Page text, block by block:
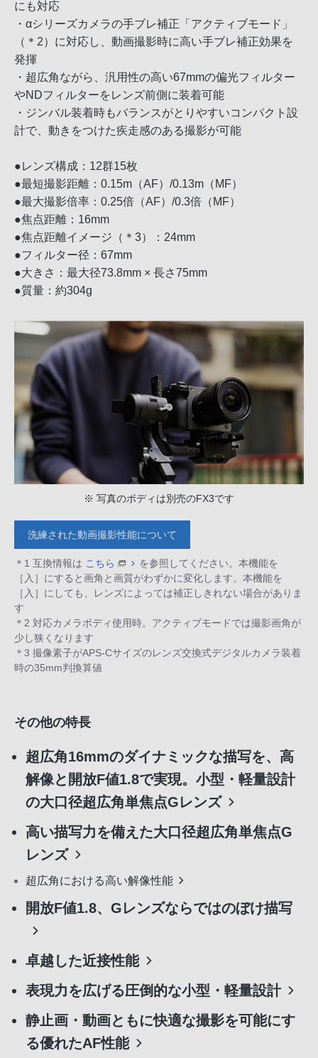
にも対応
・αシリーズカメラの手ブレ補正「アクティブモード」
（＊2）に対応し、動画撮影時に高い手ブレ補正効果を
発揮
・超広角ながら、汎用性の高い67mmの偏光フィルター
やNDフィルターをレンズ前側に装着可能
・ジンバル装着時もバランスがとりやすいコンパクト設
計で、動きをつけた疾走感のある撮影が可能
●レンズ構成：12群15枚
●最短撮影距離：0.15m（AF）/0.13m（MF）
●最大撮影倍率：0.25倍（AF）/0.3倍（MF）
●焦点距離：16mm
●焦点距離イメージ（＊3）：24mm
●フィルター径：67mm
●大きさ：最大径73.8mm × 長さ75mm
●質量：約304g
※ 写真のボディは別売のFX3です
洗練された動画撮影性能について
＊1 互換情報は こちら
を参照してください。本機能を
［入］にすると画角と画質がわずかに変化します。本機能を
［入］にしても、レンズによっては補正しきれない場合がありま
す
＊2 対応カメラボディ使用時。アクティブモードでは撮影画角が
少し狭くなります
＊3 撮像素子がAPS-Cサイズのレンズ交換式デジタルカメラ装着
時の35mm判換算値
その他の特長
超広角16mmのダイナミックな描写を、高
解像と開放F値1.8で実現。小型・軽量設計
の大口径超広角単焦点Gレンズ
高い描写力を備えた大口径超広角単焦点G
レンズ
超広角における高い解像性能
開放F値1.8、Gレンズならではのぼけ描写
卓越した近接性能
表現力を広げる圧倒的な小型・軽量設計
静止画・動画ともに快適な撮影を可能にす
る優れたAF性能